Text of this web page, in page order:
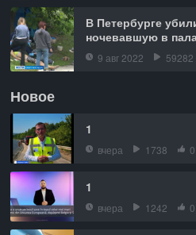
В Петербурге
ночевавшую в
9 авг 2022 59282
Новое
1
вчера 1738 0
1
вчера 1242 0